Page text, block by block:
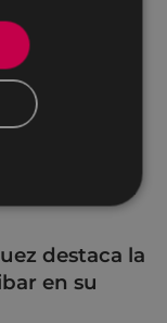
destaca la
en su